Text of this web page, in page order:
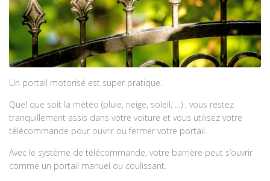
Un portail motorisé est super pratique.
Quel que soit la météo (pluie, neige, soleil, …) , vous restez
tranquillement assis dans votre voiture et vous utilisez votre
télécommande pour ouvrir ou fermer votre portail.
Avec le système de télécommande, votre barrière peut s’ouvrir
comme un portail manuel ou coulissant.